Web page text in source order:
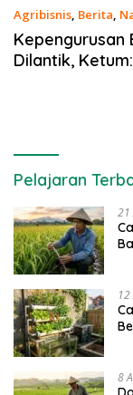
Agribisnis, Berita,
Kepengurusan
Dilantik,
Pelajaran
21
8